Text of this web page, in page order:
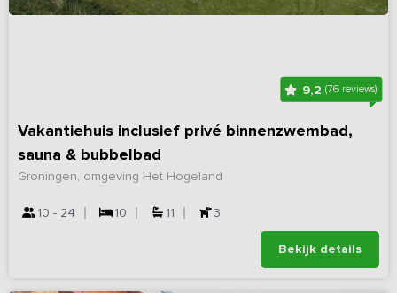
9,2 (76 reviews)
Vakantiehuis inclusief privé binnenzwembad,
sauna & bubbelbad
Groningen, omgeving Het Hogeland
10 - 24 10 11 3
Bekijk details